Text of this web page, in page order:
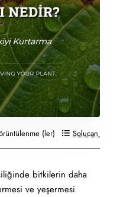
(ler) Solucan
bitkilerin daha
ve yeşermesi